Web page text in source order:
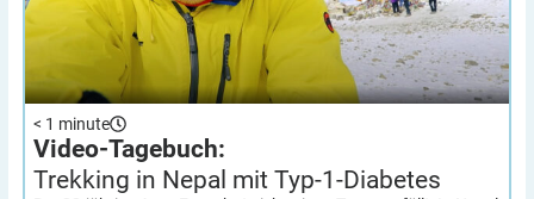
< 1 minute
Video-Tagebuch:
Trekking in Nepal mit Typ-1-Diabetes